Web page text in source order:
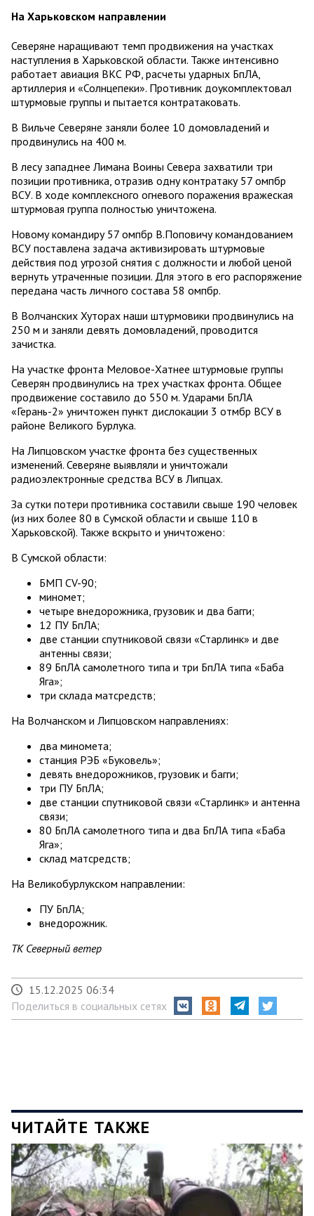
На Харьковском направлении
Северяне наращивают темп продвижения на участках
наступления в Харьковской области. Также интенсивно
работает авиация ВКС РФ, расчеты ударных БпЛА,
артиллерия и «Солнцепеки». Противник доукомплектовал
штурмовые группы и пытается контратаковать.
В Вильче Северяне заняли более 10 домовладений и
продвинулись на 400 м.
В лесу западнее Лимана Воины Севера захватили три
позиции противника, отразив одну контратаку 57 омпбр
ВСУ. В ходе комплексного огневого поражения вражеская
штурмовая группа полностью уничтожена.
Новому командиру 57 омпбр В.Поповичу командованием
ВСУ поставлена задача активизировать штурмовые
действия под угрозой снятия с должности и любой ценой
вернуть утраченные позиции. Для этого в его распоряжение
передана часть личного состава 58 омпбр.
В Волчанских Хуторах наши штурмовики продвинулись на
250 м и заняли девять домовладений, проводится
зачистка.
На участке фронта Меловое-Хатнее штурмовые группы
Северян продвинулись на трех участках фронта. Общее
продвижение составило до 550 м. Ударами БпЛА
«Герань-2» уничтожен пункт дислокации 3 отмбр ВСУ в
районе Великого Бурлука.
На Липцовском участке фронта без существенных
изменений. Северяне выявляли и уничтожали
радиоэлектронные средства ВСУ в Липцах.
За сутки потери противника составили свыше 190 человек
(из них более 80 в Сумской области и свыше 110 в
Харьковской). Также вскрыто и уничтожено:
В Сумской области:
БМП CV-90;
миномет;
четыре внедорожника, грузовик и два багги;
12 ПУ БпЛА;
две станции спутниковой связи «Старлинк» и две
антенны связи;
89 БпЛА самолетного типа и три БпЛА типа «Баба
Яга»;
три склада матсредств;
На Волчанском и Липцовском направлениях:
два миномета;
станция РЭБ «Буковель»;
девять внедорожников, грузовик и багги;
три ПУ БпЛА;
две станции спутниковой связи «Старлинк» и антенна
связи;
80 БпЛА самолетного типа и два БпЛА типа «Баба
Яга»;
склад матсредств;
На Великобурлукском направлении:
ПУ БпЛА;
внедорожник.
ТК Северный ветер
15.12.2025 06:34
Поделиться в социальных сетях
ЧИТАЙТЕ ТАКЖЕ